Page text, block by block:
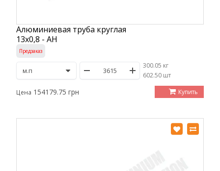
Алюминиевая труба круглая
13х0,8 - АН
Предзаказ
300.05 кг
/602.50 шт
Цена 154179.75 грн Купить